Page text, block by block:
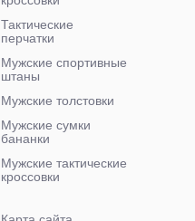
Тактические
перчатки
Мужские спортивные
штаны
Мужские толстовки
Мужские сумки
бананки
Мужские тактические
кроссовки